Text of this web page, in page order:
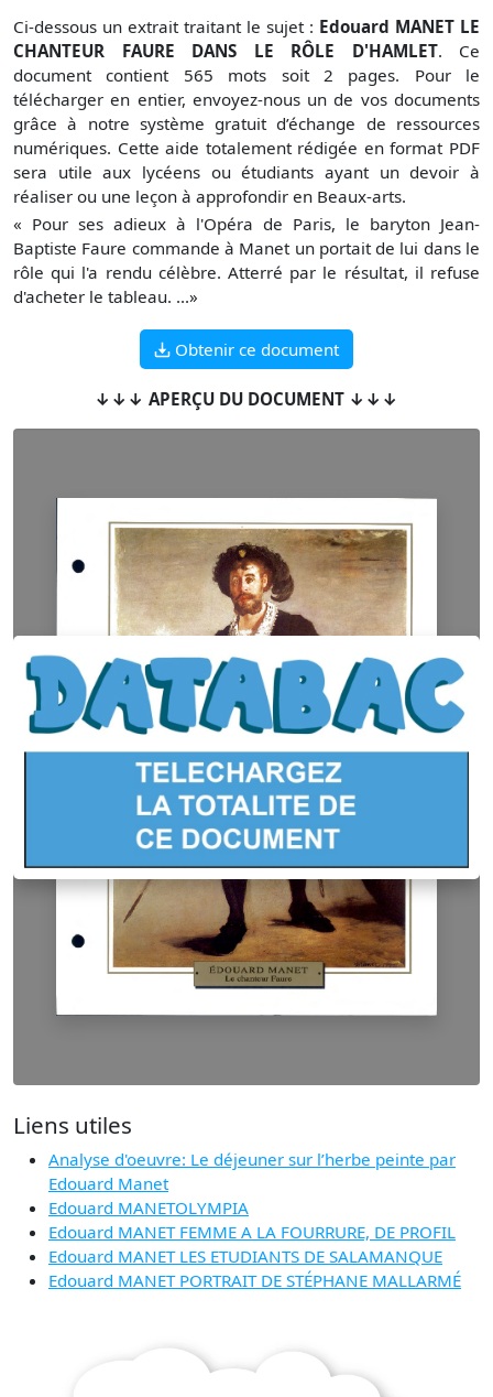
Ci-dessous un extrait traitant le sujet : Edouard MANET LE
CHANTEUR FAURE DANS LE RÔLE D'HAMLET. Ce
document contient 565 mots soit 2 pages. Pour le
télécharger en entier, envoyez-nous un de vos documents
grâce à notre système gratuitd’échange de ressources
numériques. Cette aide totalement rédigée en format PDF
sera utile aux lycéens ou étudiants ayant un devoir à
réaliser ou une leçon à approfondir en Beaux-arts.
« Pour ses adieux à l'Opéra de Paris, le baryton Jean-
Baptiste Faure commande à Manet un portait de lui dans le
rôle qui l'a rendu célèbre. Atterré par le résultat, il refuse
d'acheter le tableau. ...»
Obtenir ce document
↓↓↓ APERÇU DU DOCUMENT ↓↓↓
Liens utiles
Analyse d'oeuvre: Le déjeuner sur l’herbe peinte par
Edouard Manet
Edouard MANETOLYMPIA
Edouard MANET FEMME A LA FOURRURE, DE PROFIL
Edouard MANET LES ETUDIANTS DE SALAMANQUE
Edouard MANET PORTRAIT DE STÉPHANE MALLARMÉ